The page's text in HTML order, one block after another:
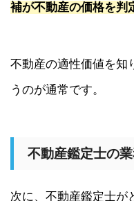
補が不動産の価格を判
不動産の適性価値を知
うのが通常です。
不動産鑑定士の
次に、不動産鑑定士が